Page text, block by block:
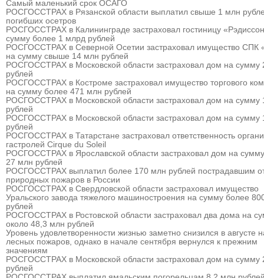
Самый маленький срок ОСАГО
РОСГОССТРАХ в Рязанской области выплатил свыше 1 млн
погибших осетров
РОСГОССТРАХ в Калининграде застраховал гостиницу
сумму более 1 млрд рублей
РОСГОССТРАХ в Северной Осетии застраховал имущество СПК
на сумму свыше 14 млн рублей
РОСГОССТРАХ в Московской области застраховал дом на сумму
рублей
РОСГОССТРАХ в Костроме застраховал имущество торгового
на сумму более 471 млн рублей
РОСГОССТРАХ в Московской области застраховал дом на сумму
рублей
РОСГОССТРАХ в Московской области застраховал дом на сумму
рублей
РОСГОССТРАХ в Татарстане застраховал ответственность
гастролей Cirque du Soleil
РОСГОССТРАХ в Ярославской области застраховал дом на
27 млн рублей
РОСГОССТРАХ выплатил более 170 млн рублей пострадавшим
природных пожаров в России
РОСГОССТРАХ в Свердловской области застраховал имущество
Уральского завода тяжелого машиностроения на сумму более
рублей
РОСГОССТРАХ в Ростовской области застраховал два дома на
около 48,3 млн рублей
Уровень удовлетворенности жизнью заметно снизился в августе
лесных пожаров, однако в начале сентября вернулся к прежним
значениям
РОСГОССТРАХ в Московской области застраховал дом на сумму
рублей